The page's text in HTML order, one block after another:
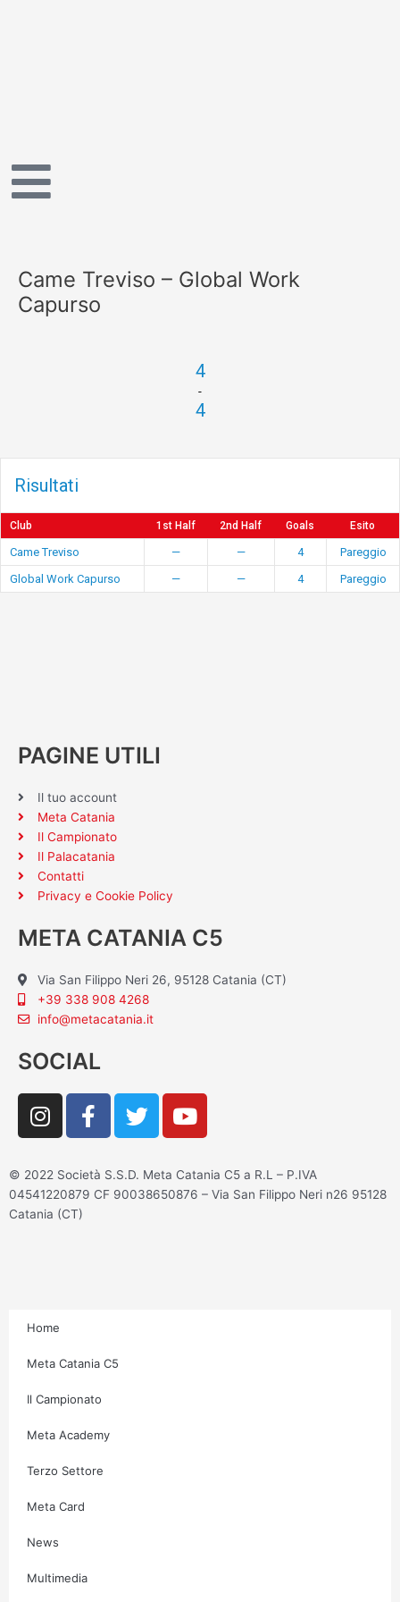
Came Treviso – Global Work
Capurso
4
-
4
Risultati
Club 1st Half 2nd Half Goals Esito
Came Treviso — — 4
Pareggio
Global Work Capurso
— — 4 Pareggio
PAGINE UTILI
Il tuo account
Meta Catania
Il Campionato
Il Palacatania
Contatti
Privacy e Cookie Policy
META CATANIA C5
Via San Filippo Neri 26, 95128 Catania (CT)
+39 338 908 4268
info@metacatania.it
SOCIAL
I
n
t
a
g
F
a
e
b
T
w
t
t
Y
o
t
u
© 2022 Società S.S.D. Meta Catania C5 a R.L – P.IVA
04541220879 CF 90038650876 – Via San Filippo Neri n26 95128
Catania (CT)
Home
Meta Catania C5
Il Campionato
Meta Academy
Terzo Settore
Meta Card
News
Multimedia